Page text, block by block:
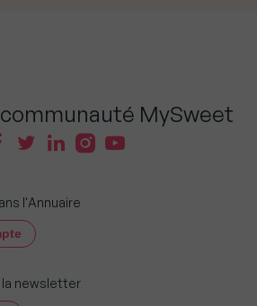
MySweet
l'Annuaire
la newsletter